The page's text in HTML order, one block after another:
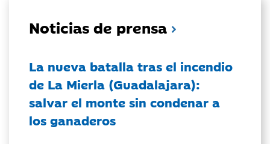
Noticias de prensa
La nueva batalla tras el incendio
de La Mierla (Guadalajara):
salvar el monte sin condenar a
los ganaderos